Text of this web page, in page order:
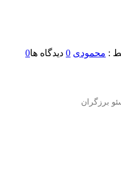
: محمودی 0 دیدگاه ها0